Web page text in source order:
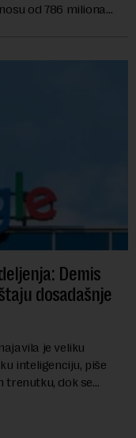
od 786 miliona
Demis
dosadašnje
je veliku
inteligenciju, piše
trenutku, dok se